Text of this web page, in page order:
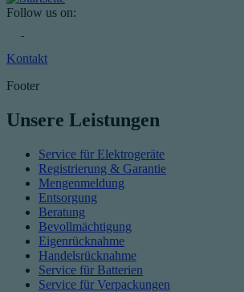
Follow us on:
Kontakt
Footer
Unsere Leistungen
Service für Elektrogeräte
Registrierung & Garantie
Mengenmeldung
Entsorgung
Beratung
Bevollmächtigung
Eigenrücknahme
Handelsrücknahme
Service für Batterien
Service für Verpackungen